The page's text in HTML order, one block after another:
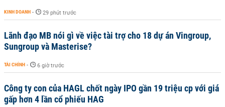
KINH DOANH - 29 phút trước
Lãnh đạo MB nói gì về việc tài trợ cho 18 dự án Vingroup,
Sungroup và Masterise?
TÀI CHÍNH - 6 giờ trước
Công ty con của HAGL chốt ngày IPO gần 19 triệu cp với giá
gấp hơn 4 lần cổ phiếu HAG